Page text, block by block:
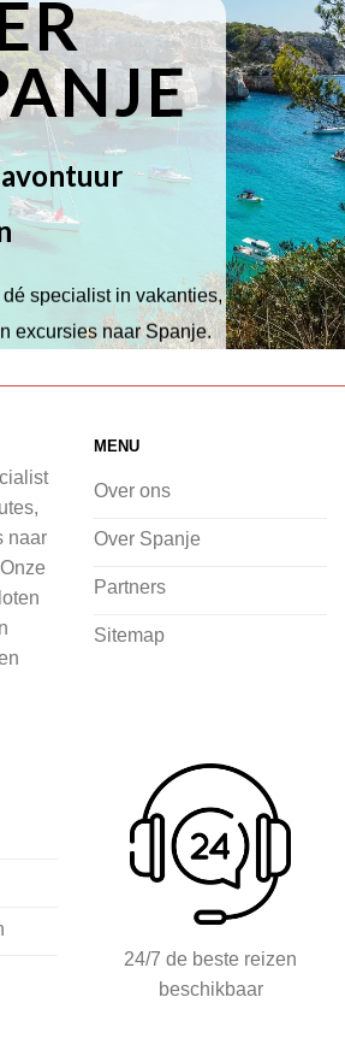
specialist in vakanties,
excursies naar Spanje.
breed scala aan
op het strand,
of avontuur zoekt
begint de voorpret al
instapt, door
doen over dit zonnige
zoeken en boeken bij
een team dat altijd
eventuele vragen te
en ervoor te zorgen dat
hart op vakantie kunt
naar
MENU
Over ons
Over Spanje
Partners
Sitemap
24/7 de beste reizen
beschikbaar